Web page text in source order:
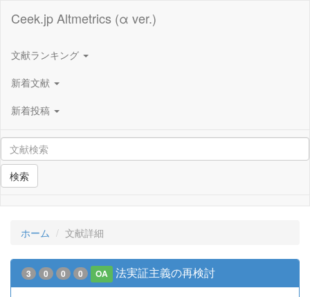
Ceek.jp Altmetrics (α ver.)
文献ランキング
新着文献
新着投稿
検索
ホーム 文献詳細
3 0 0 0 OA 法実証主義の再検討